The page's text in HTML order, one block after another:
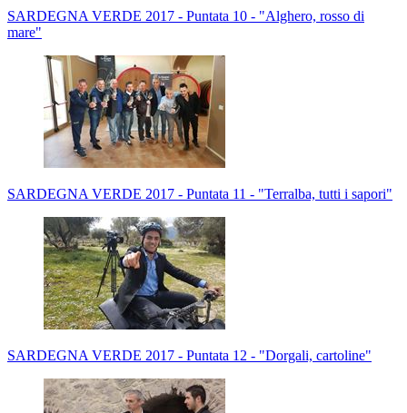
SARDEGNA VERDE 2017 - Puntata 10 - "Alghero, rosso di
mare"
SARDEGNA VERDE 2017 - Puntata 11 - "Terralba, tutti i sapori"
SARDEGNA VERDE 2017 - Puntata 12 - "Dorgali, cartoline"